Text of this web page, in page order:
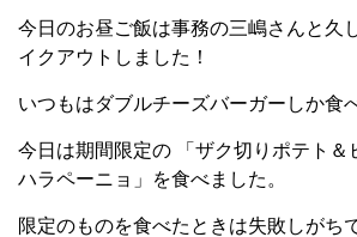
今日のお昼ご飯は事務の三嶋さんと久
イクアウトしました！
いつもはダブルチーズバーガーしか食
今日は期間限定の 「ザク切りポテト＆
ハラペーニョ」を食べました。
限定のものを食べたときは失敗しがち